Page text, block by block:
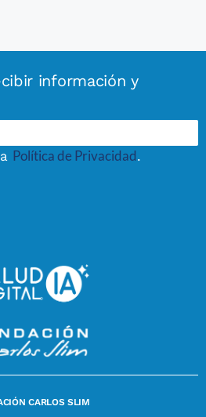
información y
Política de Privacidad.
CARLOS SLIM